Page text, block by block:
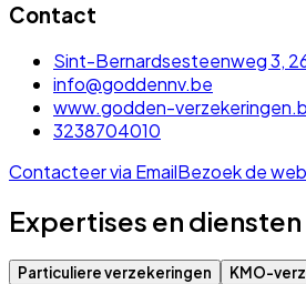
Contact
Sint-Bernardsesteenweg 3,
info@goddennv.be
www.godden-
3238704010
Contacteer via EmailBezoek de
Expertises en diensten
Particuliere verzekeringen KMO-